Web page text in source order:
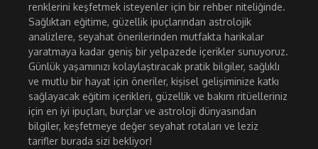
renklerini keşfetmek isteyenler için bir rehber niteliğinde.
Sağlıktan eğitime, güzellik ipuçlarından astrolojik
analizlere, seyahat önerilerinden mutfakta harikalar
yaratmaya kadar geniş bir yelpazede içerikler sunuyoruz.
Günlük yaşamınızı kolaylaştıracak pratik bilgiler, sağlıklı
ve mutlu bir hayat için öneriler, kişisel gelişiminize katkı
sağlayacak eğitim içerikleri, güzellik ve bakım ritüelleriniz
için en iyi ipuçları, burçlar ve astroloji dünyasından
bilgiler, keşfetmeye değer seyahat rotaları ve leziz
tarifler burada sizi bekliyor!